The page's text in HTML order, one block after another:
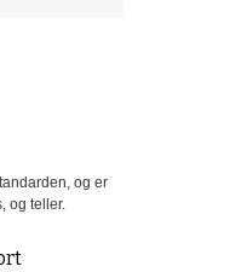
og er
og teller.